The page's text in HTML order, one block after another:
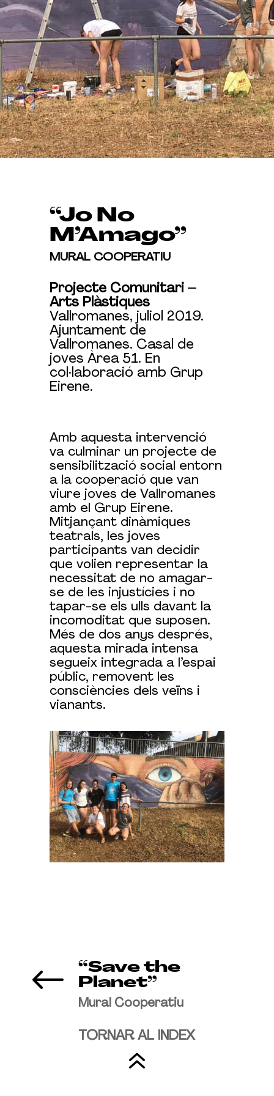
“Jo No
M’Amago”
MURAL COOPERATIU
Projecte Comunitari –
Arts Plàstiques
Vallromanes, juliol 2019.
Ajuntament de
Vallromanes. Casal de
joves Àrea 51. En
col·laboració amb Grup
Eirene.
Amb aquesta intervenció
va culminar un projecte de
sensibilització social entorn
a la cooperació que van
viure joves de Vallromanes
amb el Grup Eirene.
Mitjançant dinàmiques
teatrals, les joves
participants van decidir
que volien representar la
necessitat de no amagar-
se de les injustícies i no
tapar-se els ulls davant la
incomoditat que suposen.
Més de dos anys després,
aquesta mirada intensa
segueix integrada a l’espai
públic, removent les
consciències dels veïns i
vianants.
#
“Save the
Planet”
Mural Cooperatiu
TORNAR AL INDEX
6